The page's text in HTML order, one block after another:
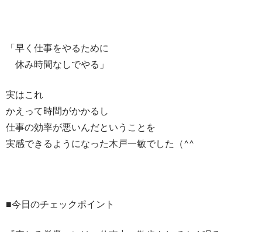
「早く仕事をやるために
休み時間なしでやる」
実はこれ
かえって時間がかかるし
仕事の効率が悪いんだということを
実感できるようになった木戸一敏でした（^^
■今日のチェックポイント